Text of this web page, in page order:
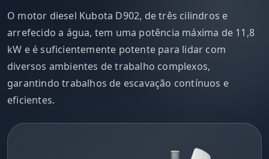
O motor diesel Kubota D902, de três cilindros e
arrefecido a água, tem uma potência máxima de 11,8
kW e é suficientemente potente para lidar com
diversos ambientes de trabalho complexos,
garantindo trabalhos de escavação contínuos e
eficientes.